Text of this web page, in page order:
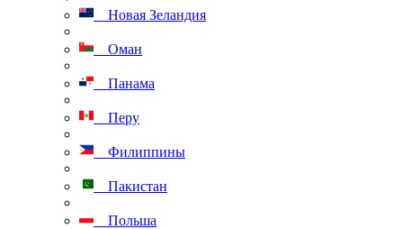
Новая Зеландия
Оман
Панама
Перу
Филиппины
Пакистан
Польша